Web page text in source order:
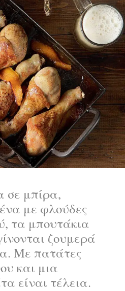
σε μπίρα,
με φλούδες
τα μπουτάκια
ζουμερά
Με πατάτες
και μια
είναι τέλεια.